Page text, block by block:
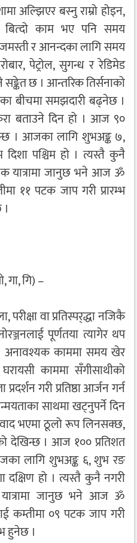
अल्झिएर बस्नु राम्रो होइन,
बित्दो काम भए पनि समय
र आनन्दका लागि समय
पेट्रोल, सुगन्ध र रेडिमेड
छ । आन्तरिक तिर्सनाको
बीचमा समझदारी बढ्नेछ ।
बताउने दिन हो । आज ९०
। आजका लागि शुभअङ्क ७,
पश्चिम हो । त्यस्तै कुनै
यात्रामा जानुछ भने आज ॐ
११ पटक जाप गरी प्रारम्भ
गि) –
वा प्रतिस्पर्‌द्धा नजिकै
पूर्णतया त्यागेर थप
अनावश्यक काममा समय खेर
काममा सँगीसाथीको
गरी प्रतिष्ठा आर्जन गर्न
साथमा खट्नुपर्ने दिन
भएमा ठूलो रूप लिनसक्छ,
देखिन्छ । आज १०० प्रतिशत
लागि शुभअङ्क ६, शुभ रङ
दक्षिण हो । त्यस्तै कुनै नगरी
जानुछ भने आज ॐ
कम्तीमा ०९ पटक जाप गरी
हुनेछ ।